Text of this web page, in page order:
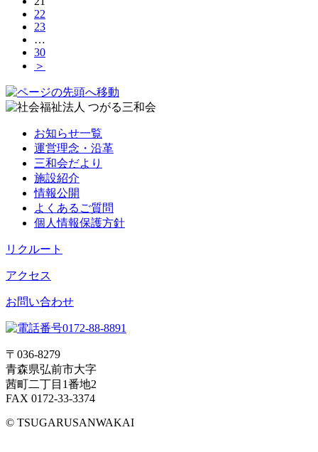
22
23
…
30
＞
お知らせ一覧
運営理念・沿革
三和会だより
施設紹介
情報公開
よくあるご質問
個人情報保護方針
リクルート
アクセス
お問い合わせ
〒036-8279
青森県弘前市大字
茜町二丁目1番地2
FAX 0172-33-3374
© TSUGARUSANWAKAI